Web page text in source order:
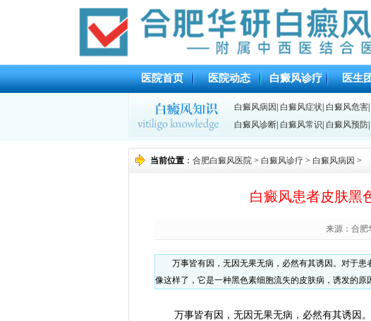
医院首页 医院动态 白癜风诊疗 医生
白癜风病因 白癜风症状 白癜风危害
白癜风诊断 白癜风常识 白癜风预防
当前位置 ： 合肥白癜风医院 > 白癜风诊疗 > 白癜风病因 >
白癜风患者皮肤黑
来源：合肥
万事皆有因，无因无果无病，必然有其诱因。对于
像这样了，它是一种黑色素细胞流失的皮肤病，诱发的原
万事皆有因，无因无果无病，必然有其诱因。